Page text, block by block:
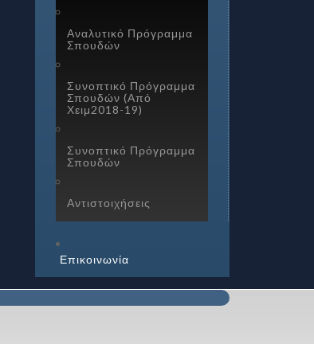
Αναλυτικό Πρόγραμμα
Σπουδών
Συνοπτικό Πρόγραμμα
Σπουδών (Από
Χειμ2018-19)
Συνοπτικό Πρόγραμμα
Σπουδών
Αντιστοιχήσεις
Επικοινωνία